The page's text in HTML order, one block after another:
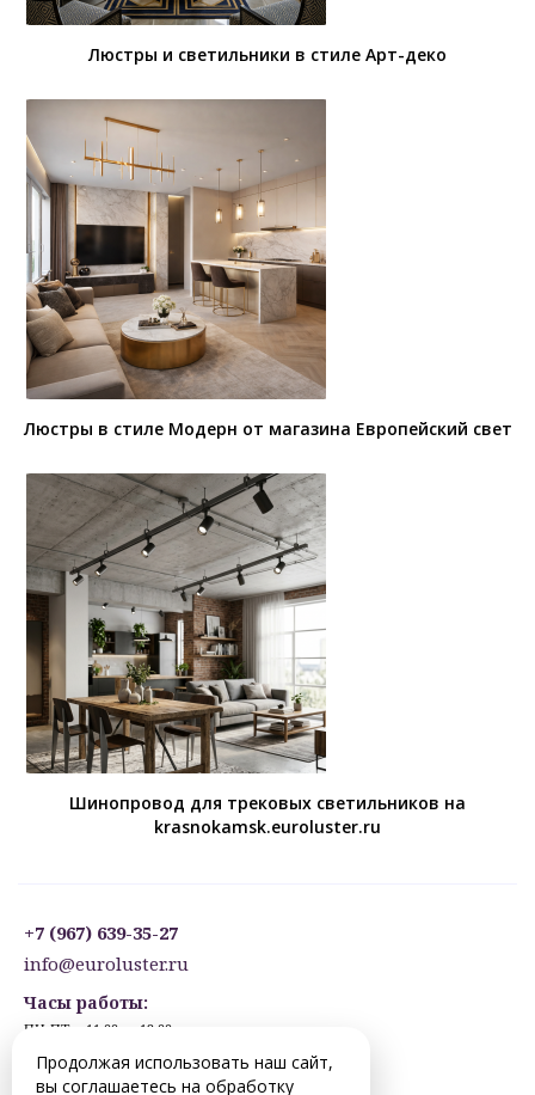
Люстры и светильники в стиле Арт-деко
Люстры в стиле Модерн от магазина Европейский свет
Шинопровод для трековых светильников на
krasnokamsk.euroluster.ru
+7 (967) 639-35-27
info@euroluster.ru
Часы работы:
ПН-ПТ: с 11:00 до 19:00
ВС: ВЫХОДНОЙ
Продолжая использовать наш сайт,
вы соглашаетесь на обработку